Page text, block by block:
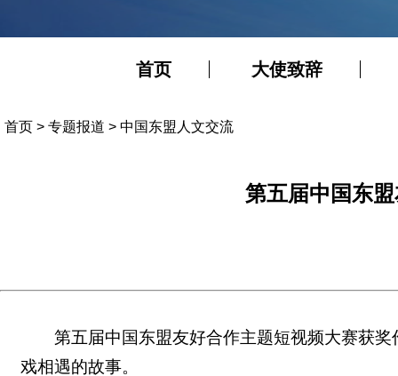
首页 大使致辞
首页 > 专题报道 > 中国东盟人文交流
第五届中国东
第五届中国东盟友好合作主题短视频大赛获
戏相遇的故事。